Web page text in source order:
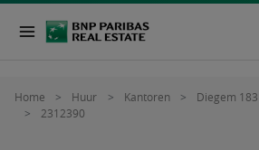
Home Huur Kantoren Diegem
2312390